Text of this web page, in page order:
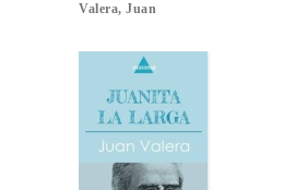
Valera, Juan